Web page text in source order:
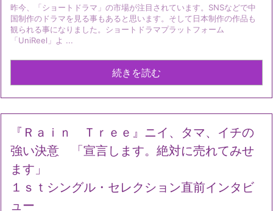
昨今、「ショートドラマ」の市場が注目されています。SNSなどで中
国制作のドラマを見る事もあると思います。そして日本制作の作品も
観られる事になりました。ショートドラマプラットフォーム
「UniReel」よ ...
続きを読む
『Ｒａｉｎ Ｔｒｅｅ』ニイ、タマ、イチの
強い決意 「宣言します。絶対に売れてみせ
ます」
１ｓｔシングル・セレクション直前インタビ
ュー